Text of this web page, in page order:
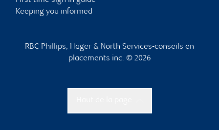
Keeping you informed
RBC Phillips, Hager & North Services-conseils en
placements inc. © 2026